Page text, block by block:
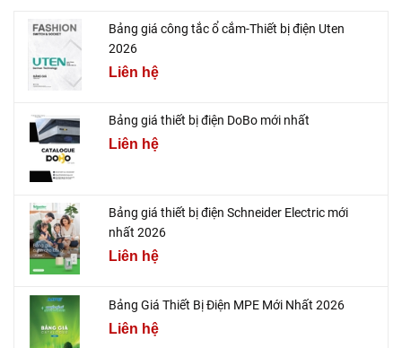
Bảng giá công tắc ổ cắm-Thiết bị điện Uten
2026
Liên hệ
Bảng giá thiết bị điện DoBo mới nhất
Liên hệ
Bảng giá thiết bị điện Schneider Electric mới
nhất 2026
Liên hệ
Bảng Giá Thiết Bị Điện MPE Mới Nhất 2026
Liên hệ